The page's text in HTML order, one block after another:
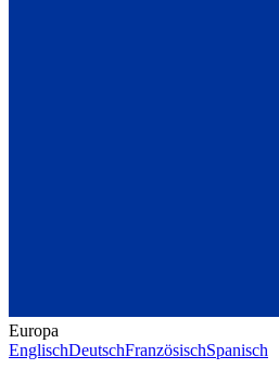
Europa
EnglischDeutschFranzösischSpanisch